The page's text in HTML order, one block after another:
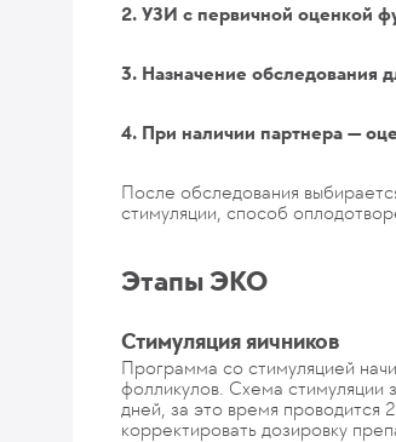
2. УЗИ с первичной оценкой
3. Назначение обследования
4. При наличии партнера —
После обследования
стимуляции, способ
Этапы ЭКО
Стимуляция яичников
Программа со стимуляцией
фолликулов. Схема стимуляции
дней, за это время проводится
корректировать дозировку